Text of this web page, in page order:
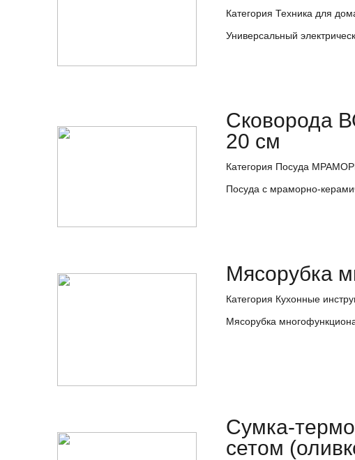
Категория Техника для
Универсальный
Сковорода
20 см
Категория Посуда
Посуда с мраморно-
Мясорубка
Категория Кухонные
Мясорубка
Сумка-
сетом